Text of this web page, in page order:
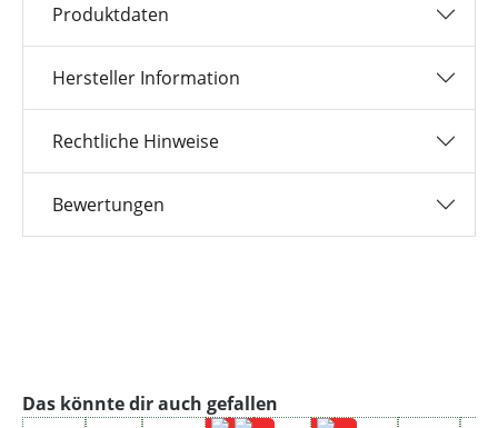
Produktdaten
Hersteller Information
Rechtliche Hinweise
Bewertungen
Produktgalerie überspringen
Das könnte dir auch gefallen